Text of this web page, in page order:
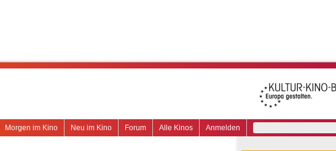
Anmelden
Alle Kinos
Forum
Neu im Kino
Morgen im Kino